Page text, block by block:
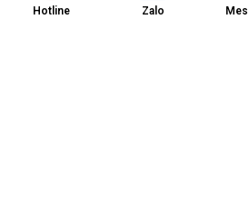
Hotline Zalo